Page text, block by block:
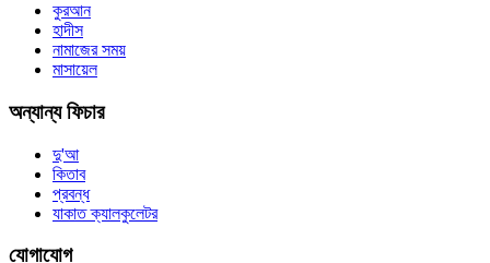
কুরআন
হাদীস
নামাজের সময়
মাসায়েল
অন্যান্য ফিচার
দু'আ
কিতাব
প্রবন্ধ
যাকাত ক্যালকুলেটর
যোগাযোগ